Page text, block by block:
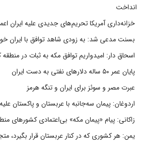
انداخت
خزانه‌داری آمریکا تحریم‌های جدیدی علیه ایران
بسنت مدعی شد: به زودی شاهد توافق با ایران
اسحاق دار: امیدواریم توافق مکه به ثبات در
پایان عمر ۵۰ ساله دلارهای نفتی به دست ایران
عبرت مصر و سوئز برای ایران و تنگه هرمز
اردوغان: پیمان سه‌جانبه با عربستان و پاکستان
زاکانی: پیام «پیمان مکه» بی‌اعتمادی کشورهای
یمن: هر کشوری که در کنار عربستان قرار بگیرد،